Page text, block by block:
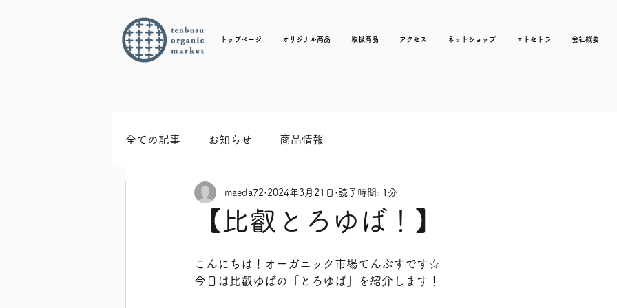
トップページ オリジナル商品 取扱商品 アクセス ネットショップ エトセトラ 会社概要
全ての記事 お知らせ 商品情報
【比叡とろゆば！】
maeda72 2024年3月21日 読了時間: 1分
こんにちは！オーガニック市場てんぶすです☆
今日は比叡ゆばの「とろゆば」を紹介します！